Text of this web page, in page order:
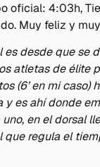
oficial: 4:03h,
Muy feliz y
es desde que se
atletas de élite
(6’ en mi caso)
y es ahí donde
en el dorsal
que regula el